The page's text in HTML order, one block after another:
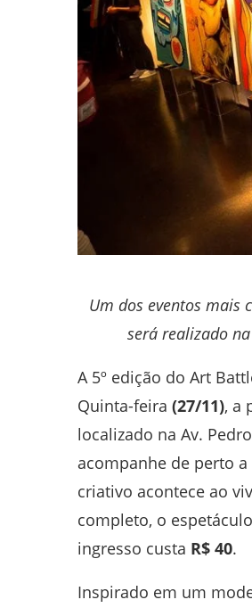
Um dos eventos mais
será realizado
A 5º edição do Art
Quinta-feira (27/11), a
localizado na Av.
acompanhe de perto
criativo acontece ao
completo, o
ingresso custa R$ 40.
Inspirado em um